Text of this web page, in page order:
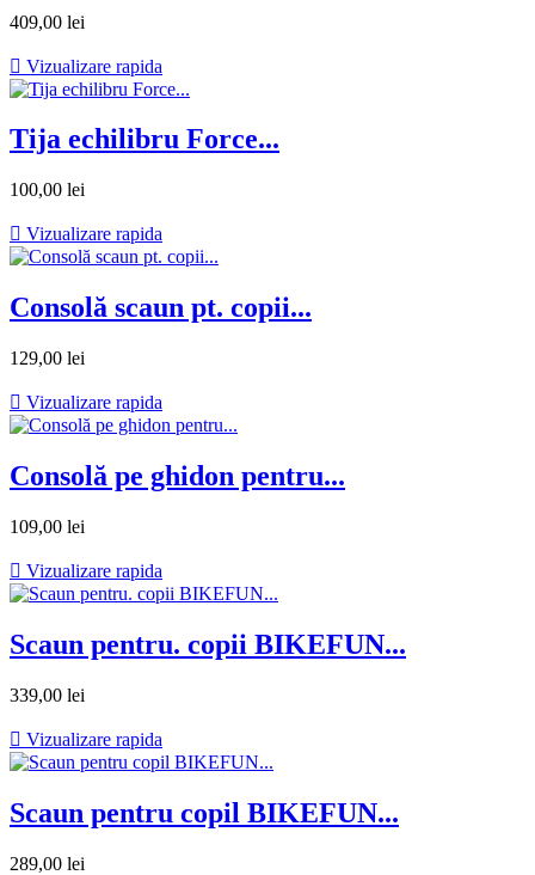
409,00 lei
 Vizualizare rapida
Tija echilibru Force...
100,00 lei
 Vizualizare rapida
Consolă scaun pt. copii...
129,00 lei
 Vizualizare rapida
Consolă pe ghidon pentru...
109,00 lei
 Vizualizare rapida
Scaun pentru. copii BIKEFUN...
339,00 lei
 Vizualizare rapida
Scaun pentru copil BIKEFUN...
289,00 lei